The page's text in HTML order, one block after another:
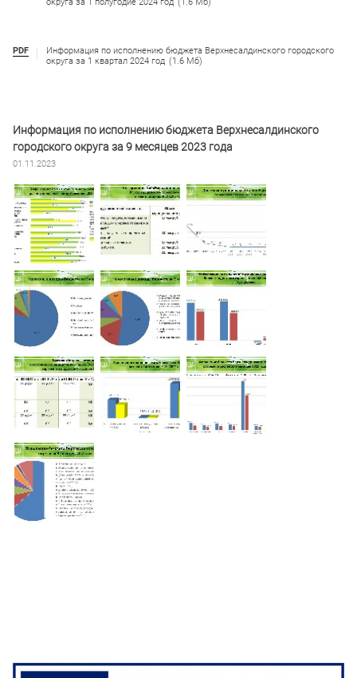
PDF
Информация по исполнению бюджета Верхнесалдинского городского
округа за 1 квартал 2024 год (1.6 Мб)
Информация по исполнению бюджета Верхнесалдинского
городского округа за 9 месяцев 2023 года
01.11.2023